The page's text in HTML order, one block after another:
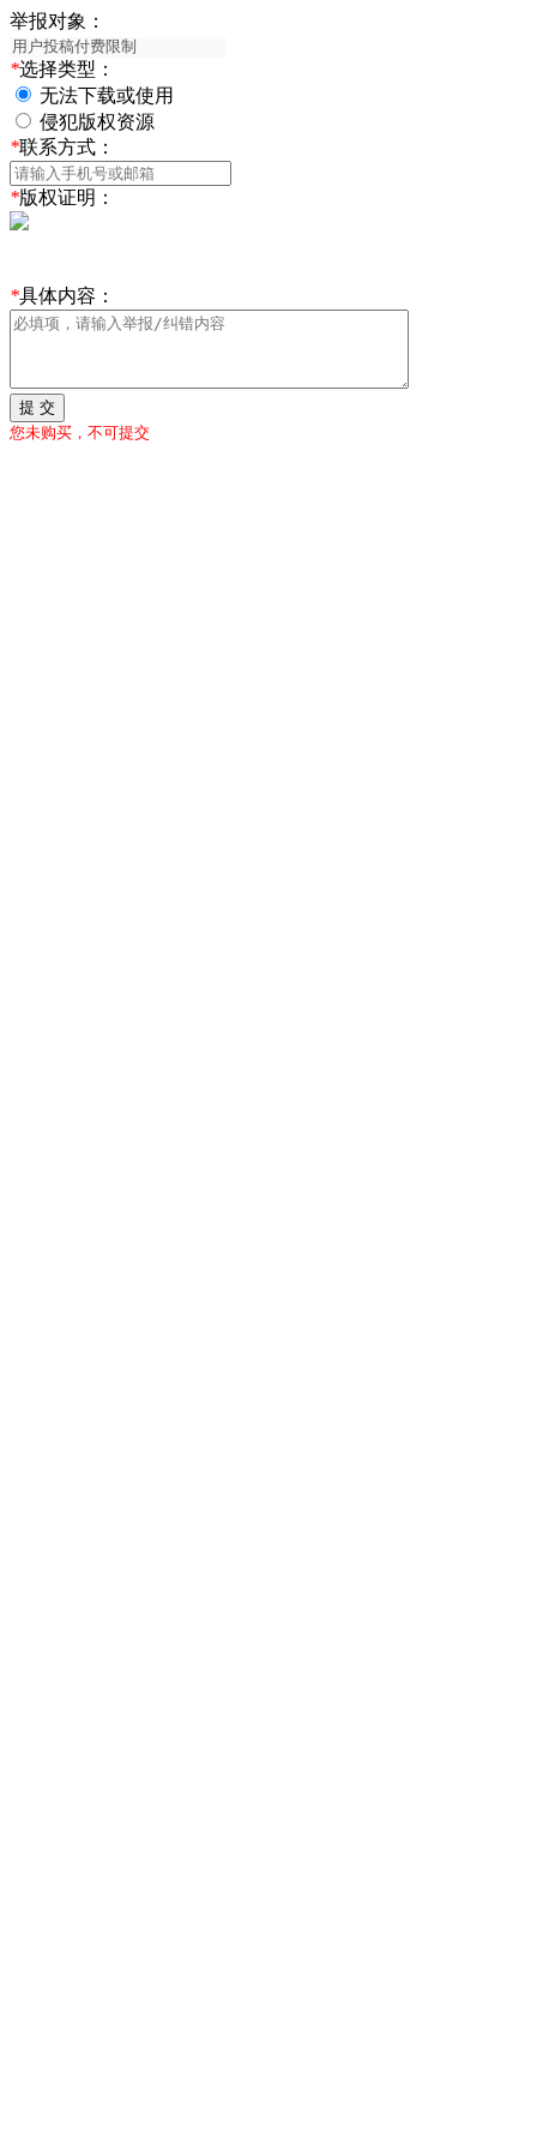
举报对象：
*选择类型：
无法下载或使用
侵犯版权资源
*联系方式：
*版权证明：
*具体内容：
提 交
您未购买，不可提交